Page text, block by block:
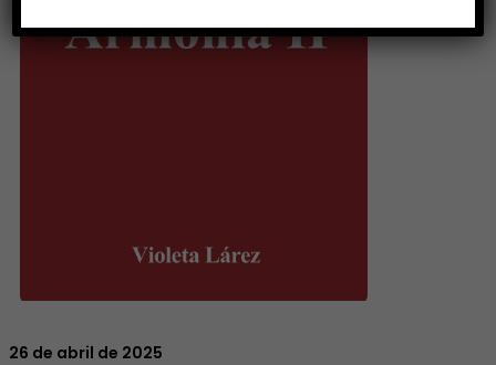
26 de abril de 2025